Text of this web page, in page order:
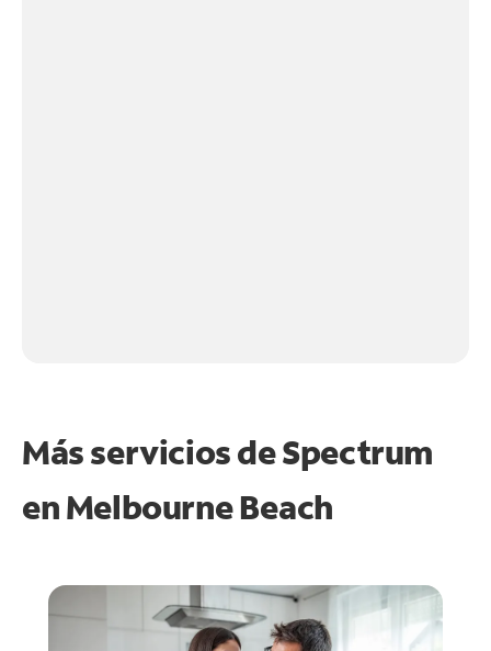
Más servicios de Spectrum
enMelbourne Beach